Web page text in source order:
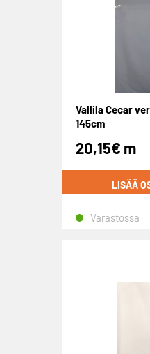
Vallila Cecar
145cm
20,15€ m
LISÄÄ
Varastossa